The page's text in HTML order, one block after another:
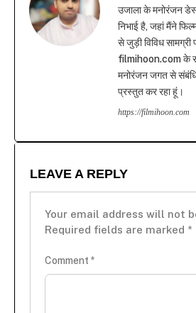
उजाला के मनोरंजन
निभाई है, जहां मैंने
से जुड़ी विविध सामग्री
filmihoon.com के
मनोरंजन जगत से
प्रस्तुत कर रहा हूं।
https://filmihoon.com
LEAVE A REPLY
Your email address will not
Required fields are marked *
Comment *